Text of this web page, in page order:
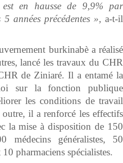
en hausse de 9,9% par
années précédentes », a-t-il
burkinabè a réalisé
lancé les travaux du CHR
de Ziniaré. Il a entamé la
sur la fonction publique
les conditions de travail
il a renforcé les effectifs
la mise à disposition de 150
médecins généralistes, 50
pharmaciens spécialistes.